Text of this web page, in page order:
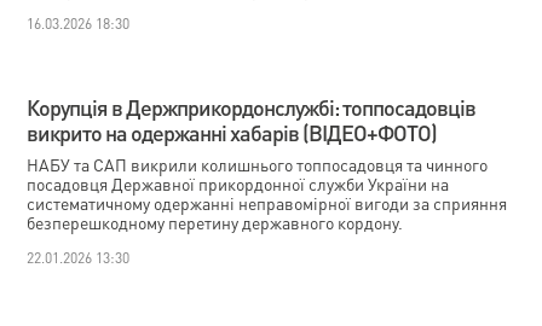
16.03.2026 18:30
Корупція в Держприкордонслужбі: топпосадовців
викрито на одержанні хабарів (ВІДЕО+ФОТО)
НАБУ та САП викрили колишнього топпосадовця та чинного
посадовця Державної прикордонної служби України на
систематичному одержанні неправомірної вигоди за сприяння
безперешкодному перетину державного кордону.
22.01.2026 13:30